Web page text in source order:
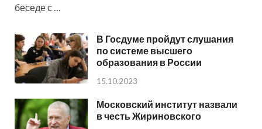
беседе с …
В Госдуме пройдут слушания
по системе высшего
образования в России
15.10.2023
Московский институт назвали
в честь Жириновского